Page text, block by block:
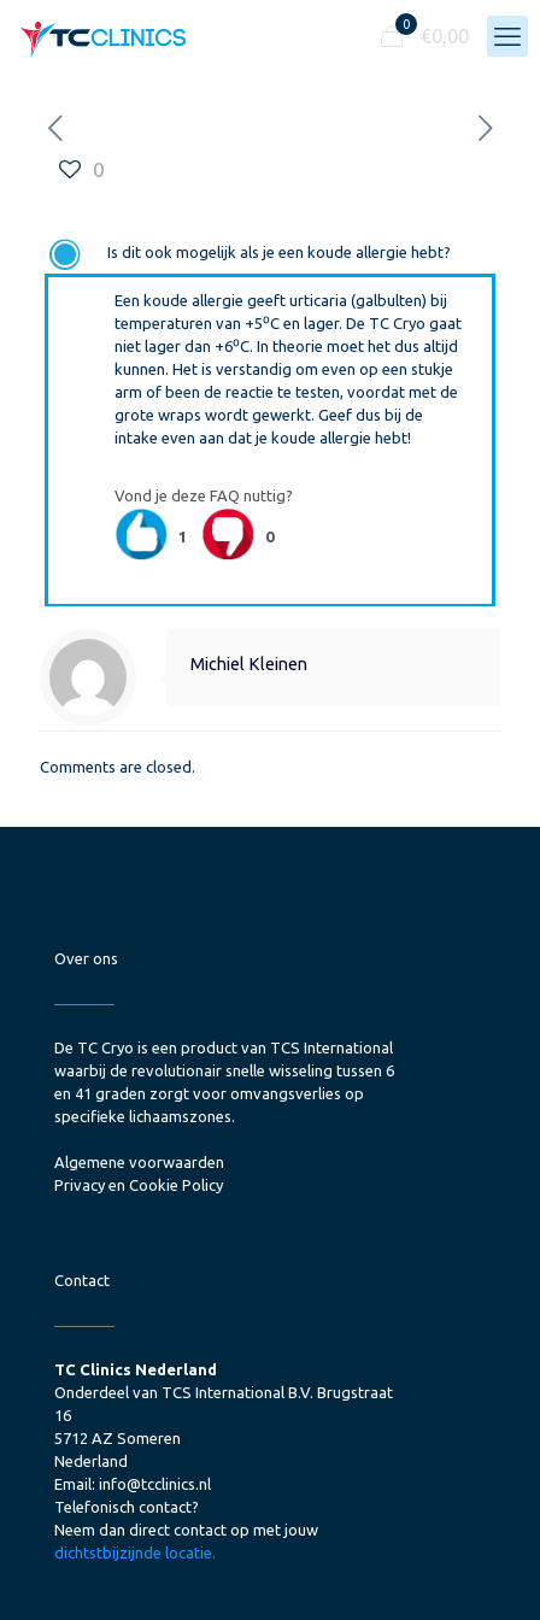
0
€0,00
0
F Is dit ook mogelijk als je een koude allergie hebt?
Een koude allergie geeft urticaria (galbulten) bij
temperaturen van +5⁰C en lager. De TC Cryo gaat
niet lager dan +6⁰C. In theorie moet het dus altijd
kunnen. Het is verstandig om even op een stukje
arm of been de reactie te testen, voordat met de
grote wraps wordt gewerkt. Geef dus bij de
intake even aan dat je koude allergie hebt!
Vond je deze FAQ nuttig?
1 0
Michiel Kleinen
Comments are closed.
Over ons
De TC Cryo is een product van TCS International
waarbij de revolutionair snelle wisseling tussen 6
en 41 graden zorgt voor omvangsverlies op
specifieke lichaamszones.
Algemene voorwaarden
Privacy en Cookie Policy
Contact
TC Clinics Nederland
Onderdeel van TCS International B.V. Brugstraat
16
5712 AZ Someren
Nederland
Email: info@tcclinics.nl
Telefonisch contact?
Neem dan direct contact op met jouw
dichtstbijzijnde locatie.